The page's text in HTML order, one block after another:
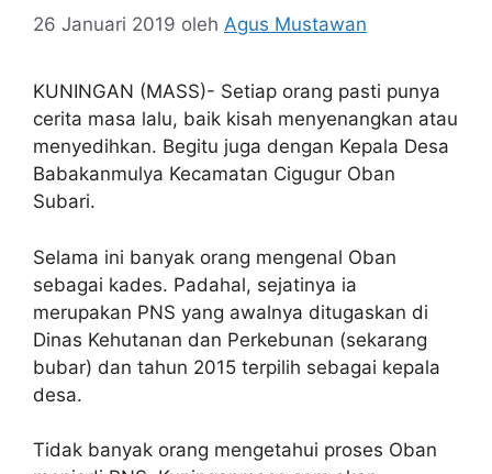
26 Januari 2019 oleh Agus Mustawan
KUNINGAN (MASS)- Setiap orang pasti punya
cerita masa lalu, baik kisah menyenangkan atau
menyedihkan. Begitu juga dengan Kepala Desa
Babakanmulya Kecamatan Cigugur Oban
Subari.
Selama ini banyak orang mengenal Oban
sebagai kades. Padahal, sejatinya ia
merupakan PNS yang awalnya ditugaskan di
Dinas Kehutanan dan Perkebunan (sekarang
bubar) dan tahun 2015 terpilih sebagai kepala
desa.
Tidak banyak orang mengetahui proses Oban